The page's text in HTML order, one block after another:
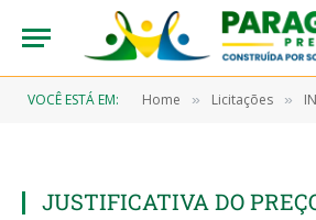
VOCÊ ESTÁ EM: Home » Licitações »
JUSTIFICATIVA DO